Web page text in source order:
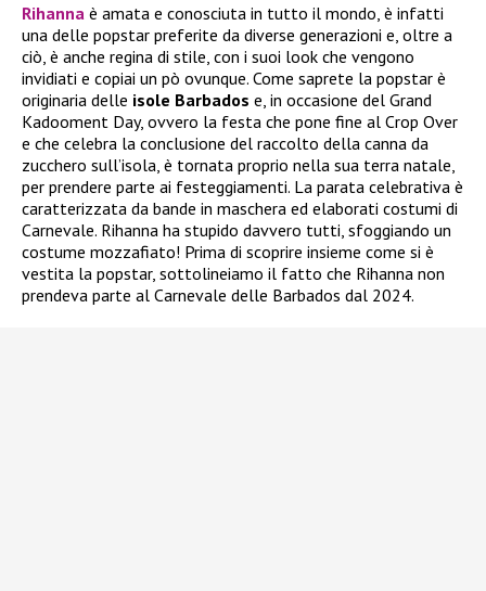
Rihanna è amata e conosciuta in tutto il mondo, è infatti
una delle popstar preferite da diverse generazioni e, oltre a
ciò, è anche regina di stile, con i suoi look che vengono
invidiati e copiai un pò ovunque. Come saprete la popstar è
originaria delle isole Barbados e, in occasione del Grand
Kadooment Day, ovvero la festa che pone fine al Crop Over
e che celebra la conclusione del raccolto della canna da
zucchero sull’isola, è tornata proprio nella sua terra natale,
per prendere parte ai festeggiamenti. La parata celebrativa è
caratterizzata da bande in maschera ed elaborati costumi di
Carnevale. Rihanna ha stupido davvero tutti, sfoggiando un
costume mozzafiato! Prima di scoprire insieme come si è
vestita la popstar, sottolineiamo il fatto che Rihanna non
prendeva parte al Carnevale delle Barbados dal 2024.